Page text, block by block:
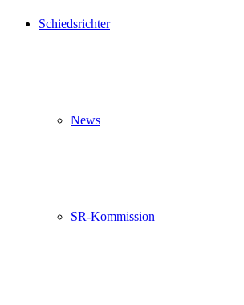
Schiedsrichter
News
SR-Kommission